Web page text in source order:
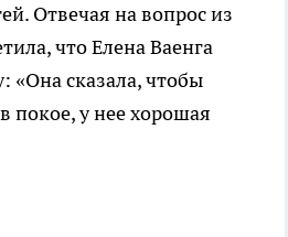
Отвечая на вопрос из
что Елена Ваенга
«Она сказала, чтобы
покое, у нее хорошая